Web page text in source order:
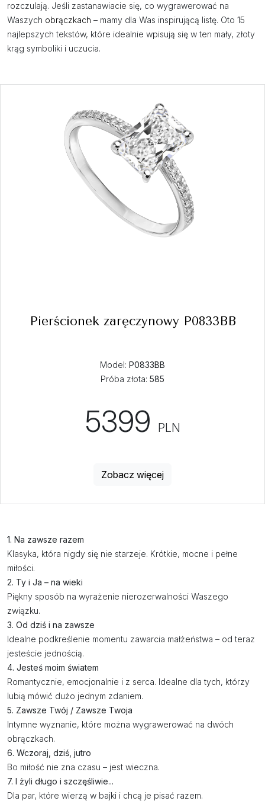
rozczulają. Jeśli zastanawiacie się, co wygrawerować na
Waszych obrączkach – mamy dla Was inspirującą listę. Oto 15
najlepszych tekstów, które idealnie wpisują się w ten mały, złoty
krąg symboliki i uczucia.
Pierścionek zaręczynowy P0833BB
Model: P0833BB
Próba złota: 585
5399 PLN
Zobacz więcej
1. Na zawsze razem
Klasyka, która nigdy się nie starzeje. Krótkie, mocne i pełne
miłości.
2. Ty i Ja – na wieki
Piękny sposób na wyrażenie nierozerwalności Waszego
związku.
3. Od dziś i na zawsze
Idealne podkreślenie momentu zawarcia małżeństwa – od teraz
jesteście jednością.
4. Jesteś moim światem
Romantycznie, emocjonalnie i z serca. Idealne dla tych, którzy
lubią mówić dużo jednym zdaniem.
5. Zawsze Twój / Zawsze Twoja
Intymne wyznanie, które można wygrawerować na dwóch
obrączkach.
6. Wczoraj, dziś, jutro
Bo miłość nie zna czasu – jest wieczna.
7. I żyli długo i szczęśliwie...
Dla par, które wierzą w bajki i chcą je pisać razem.